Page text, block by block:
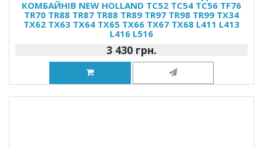
КОМБАЙНІВ NEW HOLLAND TC52 TC54 TC56 TF76
TR70 TR88 TR87 TR88 TR89 TR97 TR98 TR99 TX34
TX62 TX63 TX64 TX65 TX66 TX67 TX68 L411 L413
L416 L516
3 430 грн.